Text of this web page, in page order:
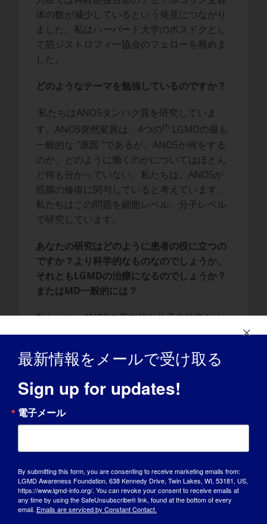
体の数が減少しているという発見につながり
ました。私はハーバード大学のポスドクとし
て筋ジストロフィー協会のフェローを務めま
した。
どのようなテーマを勉強しているのですか？
私たちはANO5タンパク質を研究していま
す。ANO5突然変異は、4つのth LGMDの最も
一般的な "原因 "であるが、ANO5が何をする
のか、どのように働くのかについてはほとん
ど何も分かっていない。私たちは、ANO5が
筋膜の修復に関与していると考えています。
私たちはこの問題を細胞レベル、分子レベル
で研究しています。
あなたの研究はどのように患者の役に立つの
ですか？より科学的なものなのでしょうか、
それともLGMDの治療になるのでしょうか？
またはMD一般的には？
私たちは、ANO5の基本的な分子生物学およ
び細胞生物学を理解することが、この
条件であると考えています。また、筋膜の修
ることで、他のLGMDの治療法への新たな手
がかりが得られるものと考えている。
究（ご自身のプロジェクトや研究分野全般）
すか？
基礎研究は、白紙の状態からスタートし、新
最新情報をメールで受け取る
Sign up for updates!
電子メール
By submitting this form, you are consenting to receive marketing emails from:
LGMD Awareness Foundation, 638 Kennedy Drive, Twin Lakes, WI, 53181, US,
https://www.lgmd-info.org/. You can revoke your consent to receive emails at
any time by using the SafeUnsubscribe® link, found at the bottom of every
email. Emails are serviced by Constant Contact.